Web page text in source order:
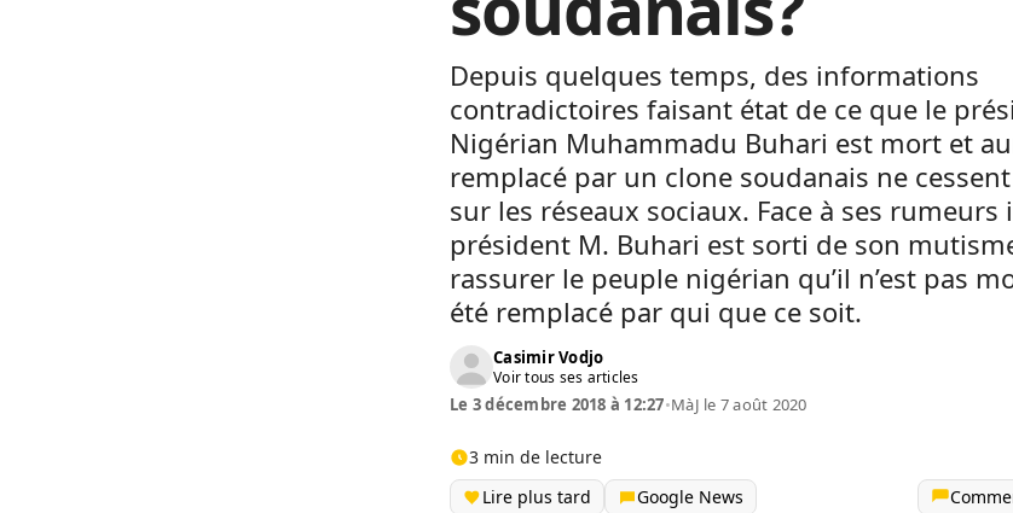
Depuis quelques temps, des informations
contradictoires faisant état de ce que le
Nigérian Muhammadu Buhari est mort et
remplacé par un clone soudanais ne
sur les réseaux sociaux. Face à ses rumeurs
président M. Buhari est sorti de son
rassurer le peuple nigérian qu’il n’est pas
été remplacé par qui que ce soit.
Casimir Vodjo
Voir tous ses articles
Le 3 décembre 2018 à 12:27•MàJ le 7 août 2020
3 min de lecture
Lire plus tard
Google News